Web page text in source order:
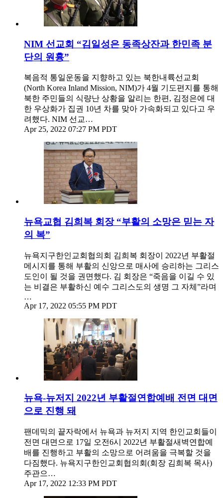
NIM 선교회 “김일성은 동족상잔과 한민족 분
단의 원흉”
복음적 통일운동을 지향하고 있는 북한내륙선교회
(North Korea Inland Mission, NIM)가 4월 기도편지를 통해
북한 주민들의 식량난 상황을 알리는 한편, 김정은에 대
한 우상화가 집권 10년 차를 맞아 가속화되고 있다고 우
려했다. NIM 선교…
Apr 25, 2022 07:27 PM PDT
뉴욕교협 김희복 회장 “부활의 소망은 믿는 자
의 복”
뉴욕지구한인교회협의회 김희복 회장이 2022년 부활절
메시지를 통해 부활의 신앙으로 매사에 승리하는 그리스
도인이 될 것을 권면했다. 김 회장은 “죽음을 이길 수 있
는 비결은 부활하신 예수 그리스도의 생명 그 자체”라며
…
Apr 17, 2022 05:55 PM PDT
뉴욕-뉴저지 2022년 부활절연합예배 전면 대면
으로 진행 돼
팬데믹의 끝자락에서 뉴욕과 뉴저지 지역 한인교회들이
전면 대면으로 17일 오전6시 2022년 부활절새벽연합예
배를 진행하고 부활의 소망으로 어려움을 극복할 것을
다짐했다. 뉴욕지구한인교회협의회(회장 김희복 목사)
주관으…
Apr 17, 2022 12:33 PM PDT